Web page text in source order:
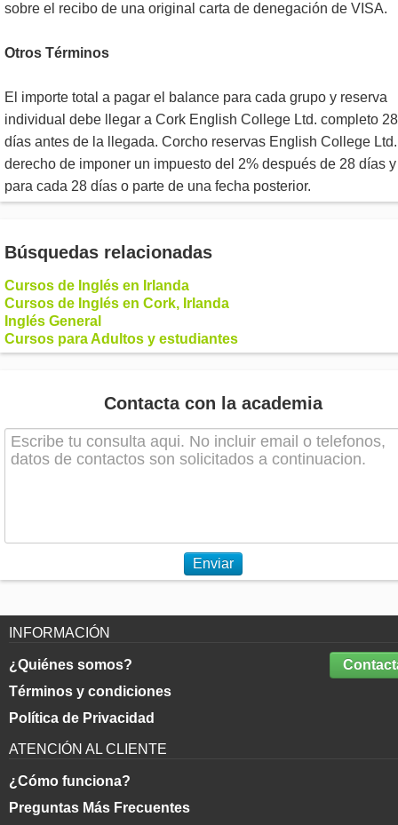
sobre el recibo de una original carta de denegación de VISA.
Otros Términos
El importe total a pagar el balance para cada grupo y reserva
individual debe llegar a Cork English College Ltd. completo 28
días antes de la llegada. Corcho reservas English College
derecho de imponer un impuesto del 2% después de 28 días y
para cada 28 días o parte de una fecha posterior.
Búsquedas relacionadas
Cursos de Inglés en Irlanda
Cursos de Inglés en Cork, Irlanda
Inglés General
Cursos para Adultos y estudiantes
Contacta con la academia
Enviar
INFORMACIÓN
¿Quiénes somos?
Términos y condiciones
Política de Privacidad
ATENCIÓN AL CLIENTE
¿Cómo funciona?
Preguntas Más Frecuentes